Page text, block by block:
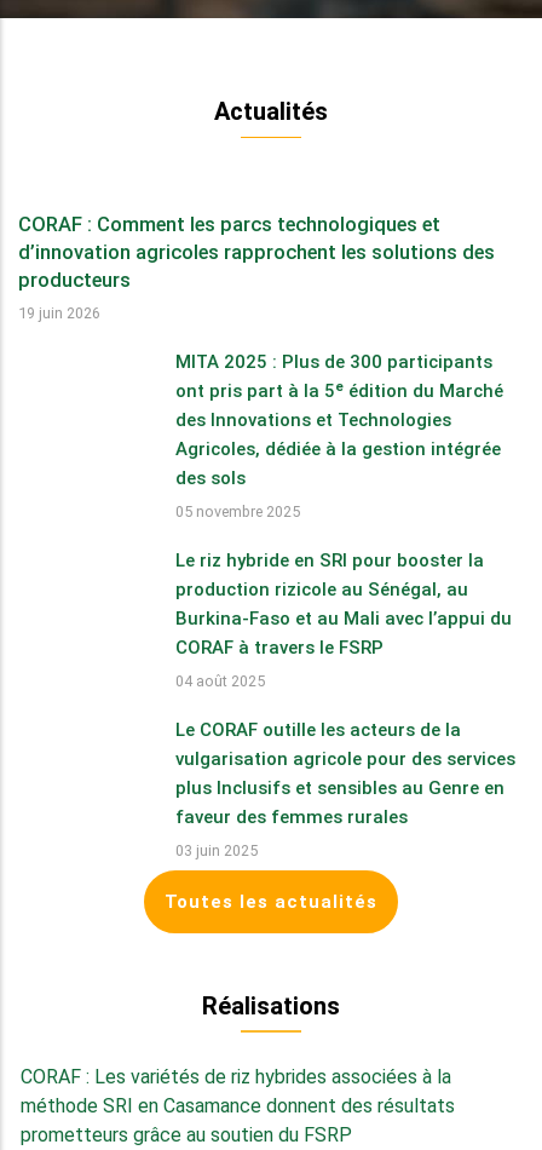
Actualités
CORAF : Comment les parcs technologiques et
d’innovation agricoles rapprochent les solutions des
producteurs
19 juin 2026
MITA 2025 : Plus de 300 participants
ont pris part à la 5ᵉ édition du Marché
des Innovations et Technologies
Agricoles, dédiée à la gestion intégrée
des sols
05 novembre 2025
Le riz hybride en SRI pour booster la
production rizicole au Sénégal, au
Burkina-Faso et au Mali avec l’appui du
CORAF à travers le FSRP
04 août 2025
Le CORAF outille les acteurs de la
vulgarisation agricole pour des services
plus Inclusifs et sensibles au Genre en
faveur des femmes rurales
03 juin 2025
Toutes les actualités
Réalisations
CORAF : Les variétés de riz hybrides associées à la
méthode SRI en Casamance donnent des résultats
prometteurs grâce au soutien du FSRP